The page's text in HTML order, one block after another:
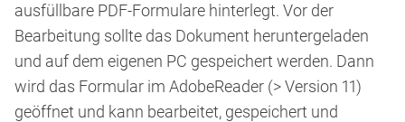
ausfüllbare PDF-Formulare hinterlegt. Vor der
Bearbeitung sollte das Dokument heruntergeladen
und auf dem eigenen PC gespeichert werden. Dann
wird das Formular im AdobeReader (> Version 11)
geöffnet und kann bearbeitet, gespeichert und